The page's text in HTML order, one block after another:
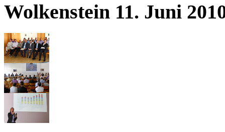
Wolkenstein 11. Juni